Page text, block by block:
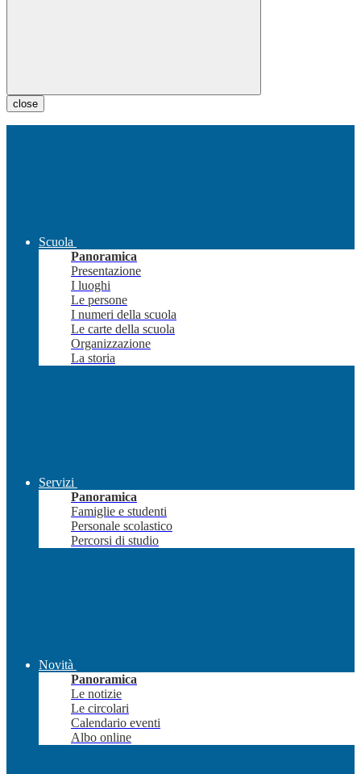
close
Scuola
Panoramica
Presentazione
I luoghi
Le persone
I numeri della scuola
Le carte della scuola
Organizzazione
La storia
Servizi
Panoramica
Famiglie e studenti
Personale scolastico
Percorsi di studio
Novità
Panoramica
Le notizie
Le circolari
Calendario eventi
Albo online